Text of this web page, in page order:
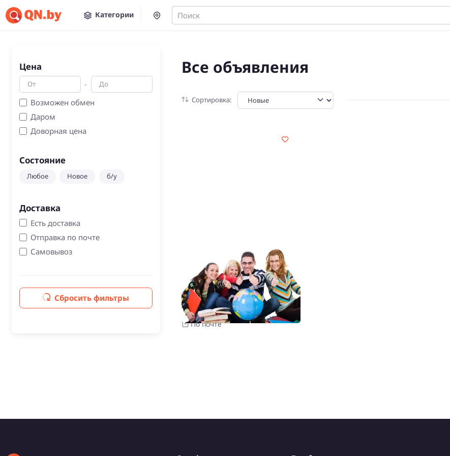
Категории Поиск
Цена
-
Возможен обмен
Даром
Доворная цена
Состояние
Любое Новое б/у
Доставка
Есть доставка
Отправка по почте
Самовывоз
Сбросить фильтры
Все объявления
Сортировка:
Контрольные работы
колледжа Клещева,
Полесского университета -
Пинск
Брестская обл., Пинск
По почте